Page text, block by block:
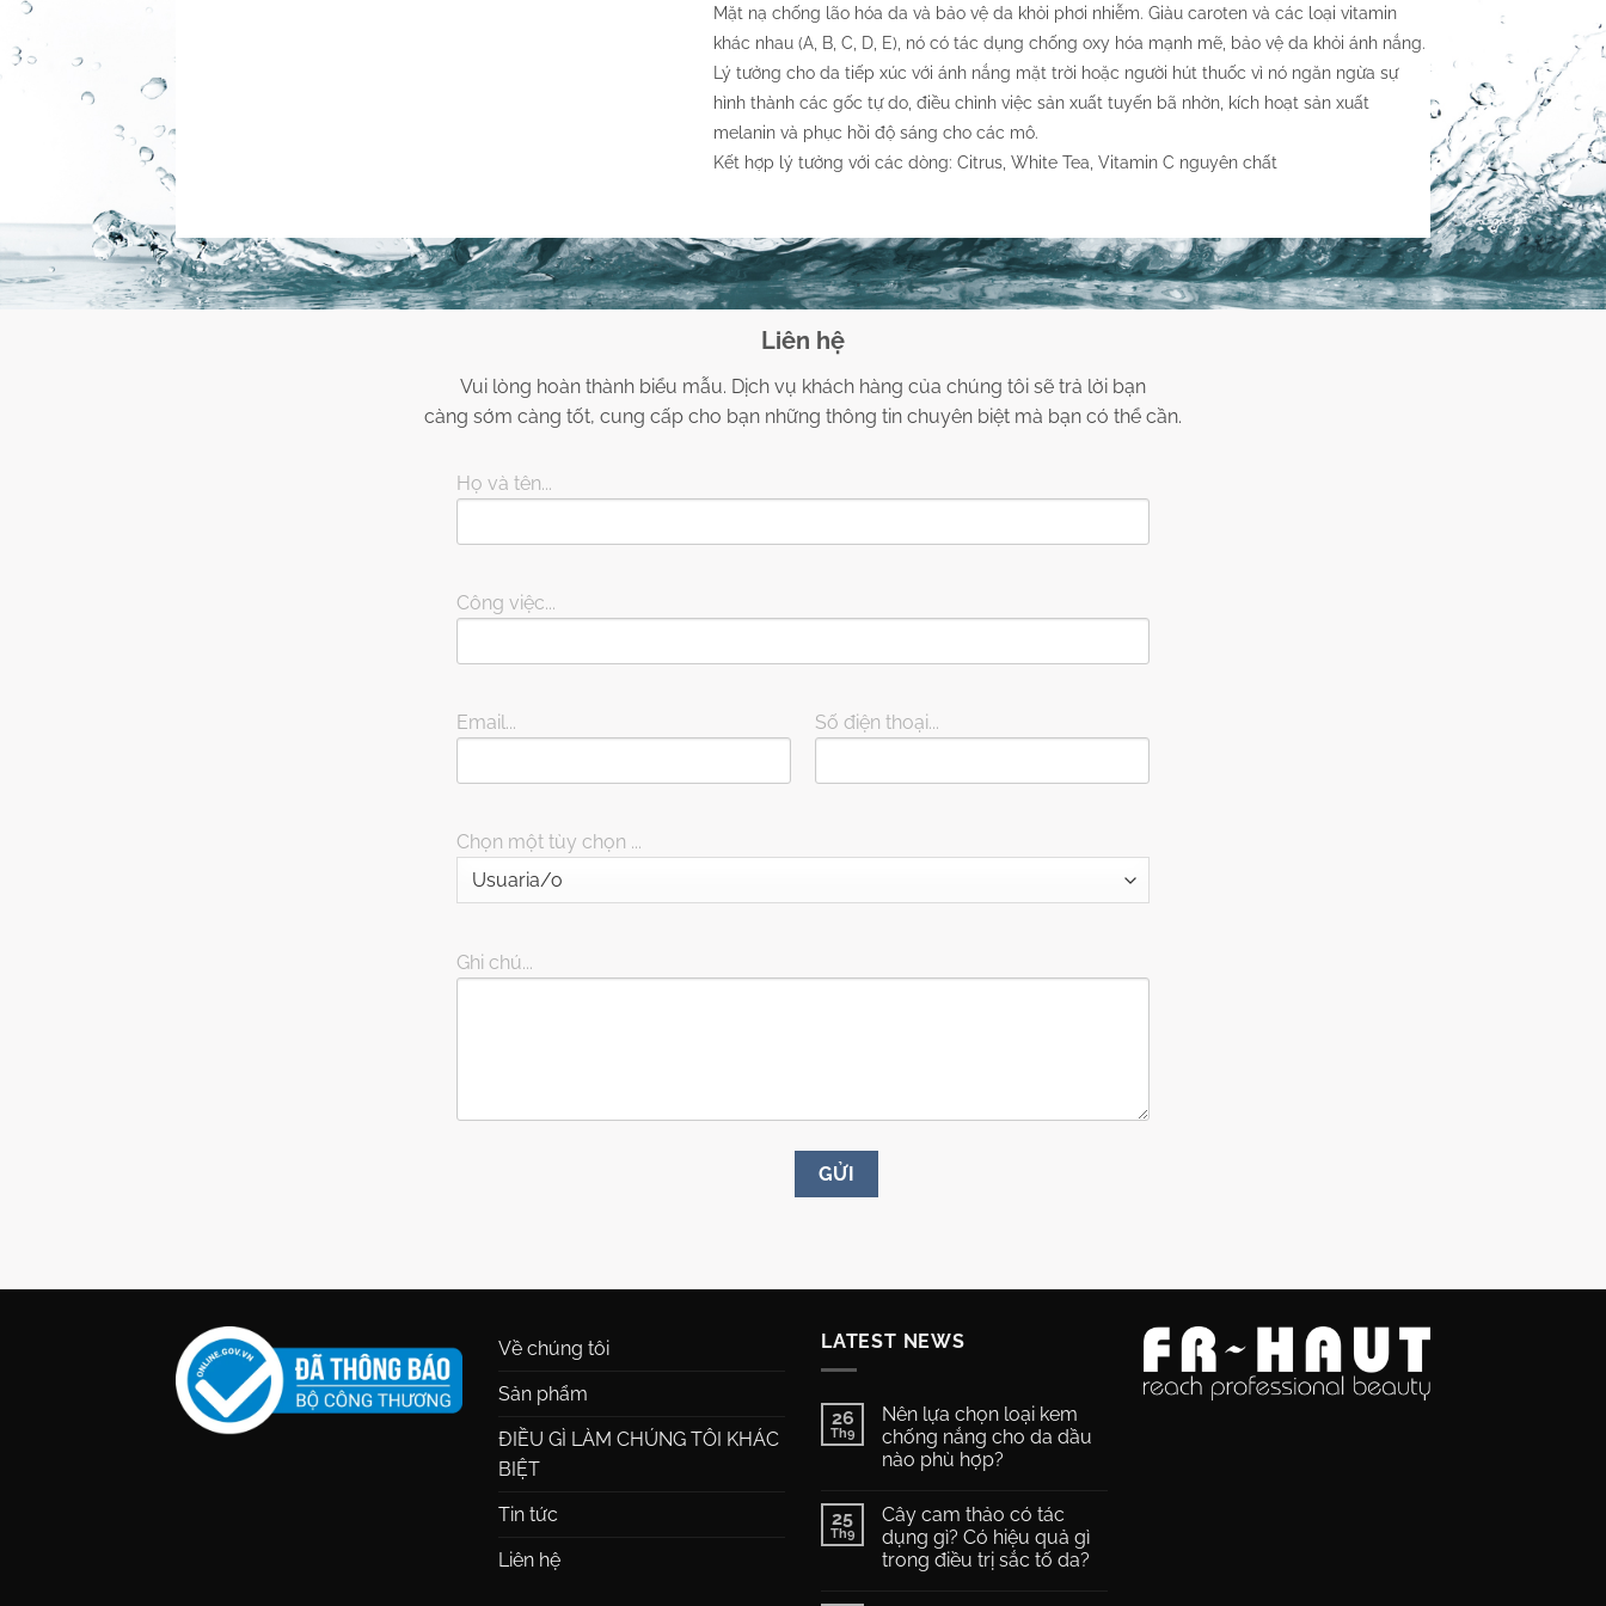
Mặt nạ chống lão hóa da và bảo vệ da khỏi phơi nhiễm. Giàu caroten và các loại vitamin
khác nhau (A, B, C, D, E), nó có tác dụng chống oxy hóa mạnh mẽ, bảo vệ da khỏi ánh nắng.
Lý tưởng cho da tiếp xúc với ánh nắng mặt trời hoặc người hút thuốc vì nó ngăn ngừa sự
hình thành các gốc tự do, điều chỉnh việc sản xuất tuyến bã nhờn, kích hoạt sản xuất
melanin và phục hồi độ sáng cho các mô.
Kết hợp lý tưởng với các dòng: Citrus, White Tea, Vitamin C nguyên chất
Liên hệ
Vui lòng hoàn thành biểu mẫu. Dịch vụ khách hàng của chúng tôi sẽ trả lời bạn
càng sớm càng tốt, cung cấp cho bạn những thông tin chuyên biệt mà bạn có thể cần.
Họ và tên...
Công việc...
Email... Số điện thoại...
Chọn một tùy chọn ...
Ghi chú...
Về chúng tôi
Sản phẩm
ĐIỀU GÌ LÀM CHÚNG TÔI KHÁC
BIỆT
Tin tức
Liên hệ
LATEST NEWS
26
Th9
Nên lựa chọn loại kem
chống nắng cho da dầu
nào phù hợp?
bình
luận
ở
Nên
25
Th9
Cây cam thảo có tác
dụng gì? Có hiệu quả gì
trong điều trị sắc tố da?